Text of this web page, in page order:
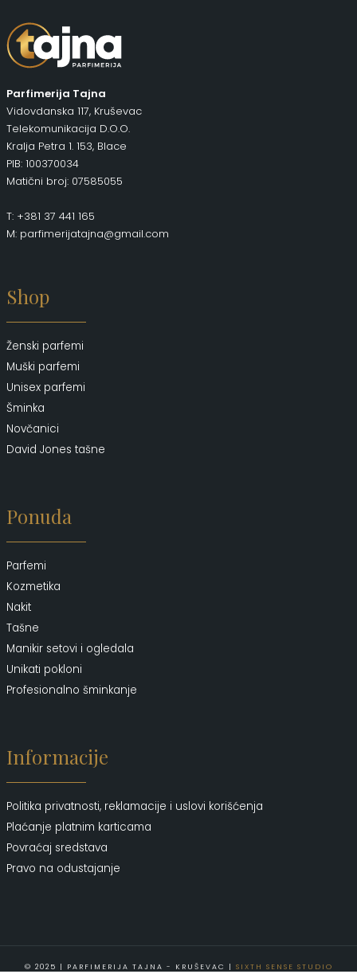
Parfimerija Tajna
Vidovdanska 117, Kruševac
Telekomunikacija D.O.O.
Kralja Petra 1. 153, Blace
PIB: 100370034
Matični broj: 07585055
T: +381 37 441 165
M: parfimerijatajna@gmail.com
Shop
Ženski parfemi
Muški parfemi
Unisex parfemi
Šminka
Novčanici
David Jones tašne
Ponuda
Parfemi
Kozmetika
Nakit
Tašne
Manikir setovi i ogledala
Unikati pokloni
Profesionalno šminkanje
Informacije
Politika privatnosti, reklamacije i uslovi korišćenja
Plaćanje platnim karticama
Povraćaj sredstava
Pravo na odustajanje
© 2025 | PARFIMERIJA TAJNA - KRUŠEVAC | SIXTH SENSE STUDIO